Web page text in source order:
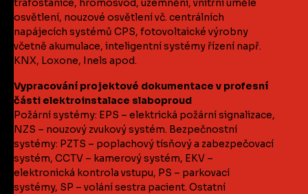
trafostanice, hromosvod, uzemnění, vnitřní umělé
osvětlení, nouzové osvětlení vč. centrálních
napájecích systémů CPS, fotovoltaické výrobny
včetně akumulace, inteligentní systémy řízení např.
KNX, Loxone, Inels apod.
Vypracování projektové dokumentace v profesní
části elektroinstalace slaboproud
Požární systémy: EPS – elektrická požární signalizace,
NZS – nouzový zvukový systém. Bezpečnostní
systémy: PZTS – poplachový tísňový a zabezpečovací
systém, CCTV – kamerový systém, EKV –
elektronická kontrola vstupu, PS – parkovací
systémy, SP – volání sestra pacient. Ostatní